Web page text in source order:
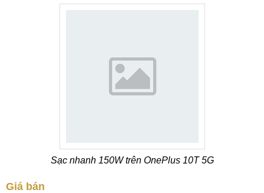
Sạc nhanh 150W trên OnePlus 10T 5G
Giá bán